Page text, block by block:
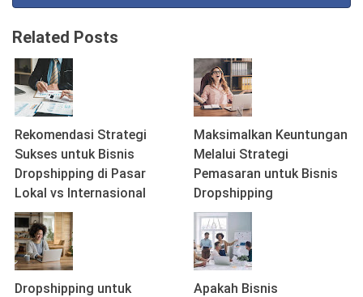
Related Posts
Rekomendasi Strategi
Sukses untuk Bisnis
Dropshipping di Pasar
Lokal vs Internasional
Maksimalkan Keuntungan
Melalui Strategi
Pemasaran untuk Bisnis
Dropshipping
Dropshipping untuk
Apakah Bisnis